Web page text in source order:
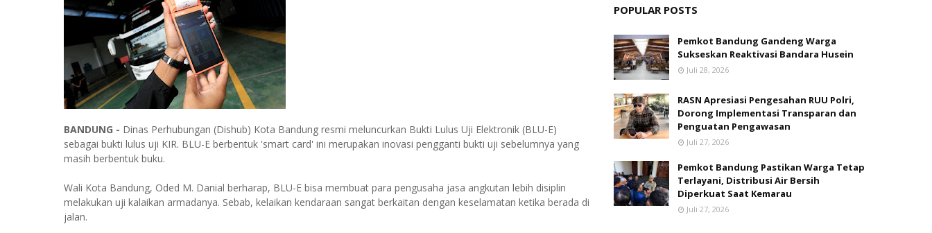
BANDUNG - Dinas Perhubungan (Dishub) Kota Bandung resmi meluncurkan Bukti Lulus Uji Elektronik (BLU-E)
sebagai bukti lulus uji KIR. BLU-E berbentuk 'smart card' ini merupakan inovasi pengganti bukti uji sebelumnya yang
masih berbentuk buku.
Wali Kota Bandung, Oded M. Danial berharap, BLU-E bisa membuat para pengusaha jasa angkutan lebih disiplin
melakukan uji kalaikan armadanya. Sebab, kelaikan kendaraan sangat berkaitan dengan keselamatan ketika berada di
jalan.
POPULAR POSTS
Pemkot Bandung Gandeng Warga
Sukseskan Reaktivasi Bandara Husein
Juli 28, 2026
RASN Apresiasi Pengesahan RUU Polri,
Dorong Implementasi Transparan dan
Penguatan Pengawasan
Juli 27, 2026
Pemkot Bandung Pastikan Warga Tetap
Terlayani, Distribusi Air Bersih
Diperkuat Saat Kemarau
Juli 27, 2026